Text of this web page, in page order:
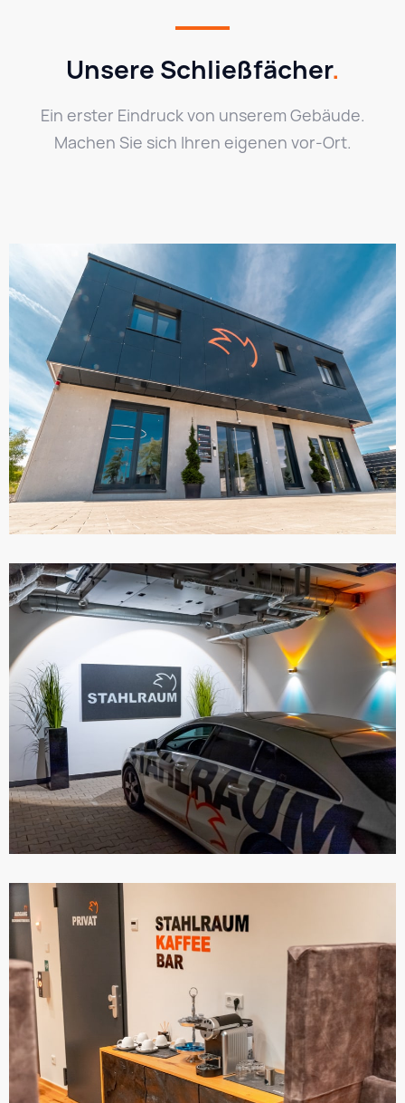
Unsere Schließfächer.
Ein erster Eindruck von unserem Gebäude.
Machen Sie sich Ihren eigenen vor-Ort.